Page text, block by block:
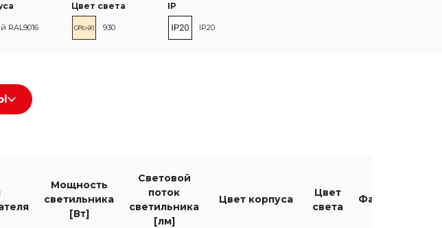
RAL9016
Цвет света
930
IP
IP20
Мощность
светильника
[Вт]
Световой
поток
светильника
[лм]
Цвет корпуса
Цвет
света
Файлы